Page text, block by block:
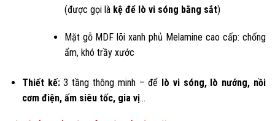
(được gọi là kệ để lò vi sóng bằng sắt)
Mặt gỗ MDF lõi xanh phủ Melamine cao cấp: chống
ẩm, khó trầy xước
Thiết kế:3 tầng thông minh – để lò vi sóng, lò nướng, nồi
cơm điện, ấm siêu tốc, gia vị…